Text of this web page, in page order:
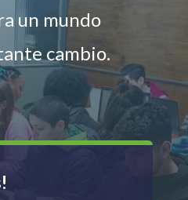
un mundo
cambio.